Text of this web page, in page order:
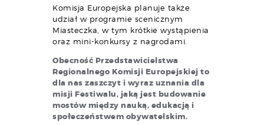
Komisja Europejska planuje także
udział w programie scenicznym
Miasteczka, w tym krótkie wystąpienia
oraz mini-konkursy z nagrodami.
Obecność Przedstawicielstwa
Regionalnego Komisji Europejskiej to
dla nas zaszczyt i wyraz uznania dla
misji Festiwalu, jaką jest budowanie
mostów między nauką, edukacją i
społeczeństwem obywatelskim.